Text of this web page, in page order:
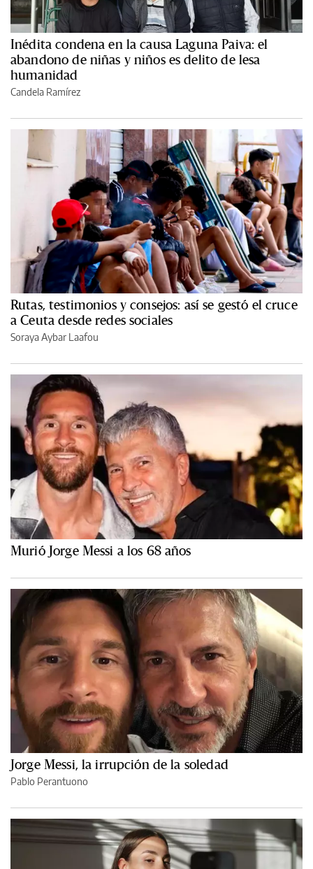
Inédita condena en la causa Laguna Paiva: el
abandono de niñas y niños es delito de lesa
humanidad
Candela Ramírez
Rutas, testimonios y consejos: así se gestó el cruce
a Ceuta desde redes sociales
Soraya Aybar Laafou
Murió Jorge Messi a los 68 años
Jorge Messi, la irrupción de la soledad
Pablo Perantuono